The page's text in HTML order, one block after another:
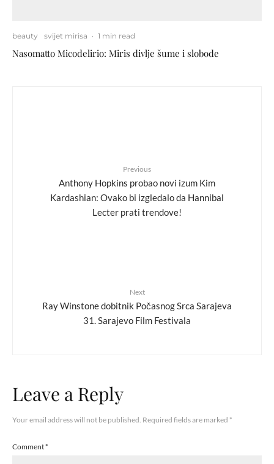
beauty svijet mirisa · 1 min read
Nasomatto Micodelirio: Miris divlje šume i slobode
Previous
Anthony Hopkins probao novi izum Kim
Kardashian: Ovako bi izgledalo da Hannibal
Lecter prati trendove!
Next
Ray Winstone dobitnik Počasnog Srca Sarajeva
31. Sarajevo Film Festivala
Leave a Reply
Your email address will not be published. Required fields are marked *
Comment*